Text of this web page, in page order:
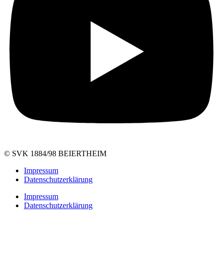
© SVK 1884/98 BEIERTHEIM
Impressum
Datenschutzerklärung
Impressum
Datenschutzerklärung